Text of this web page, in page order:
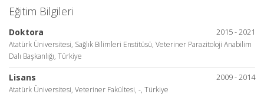
Eğitim Bilgileri
2015 - 2021
Doktora
Atatürk Üniversitesi, Sağlık Bilimleri Enstitüsü, Veteriner Parazitoloji Anabilim
Dalı Başkanlığı, Türkiye
2009 - 2014
Lisans
Atatürk Üniversitesi, Veteriner Fakültesi, -, Türkiye